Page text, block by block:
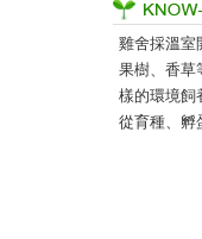
雞舍採溫室
果樹、香草
樣的環境飼
從育種、孵